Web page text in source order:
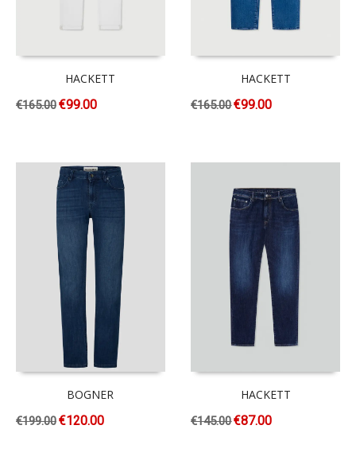
HACKETT
€165.00€99.00
HACKETT
€165.00€99.00
BOGNER
€199.00€120.00
HACKETT
€145.00€87.00